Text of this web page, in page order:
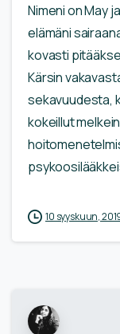
Nimeni on May
elämäni
kovasti
Kärsin
sekavuudesta,
kokeillut
10 syyskuun,